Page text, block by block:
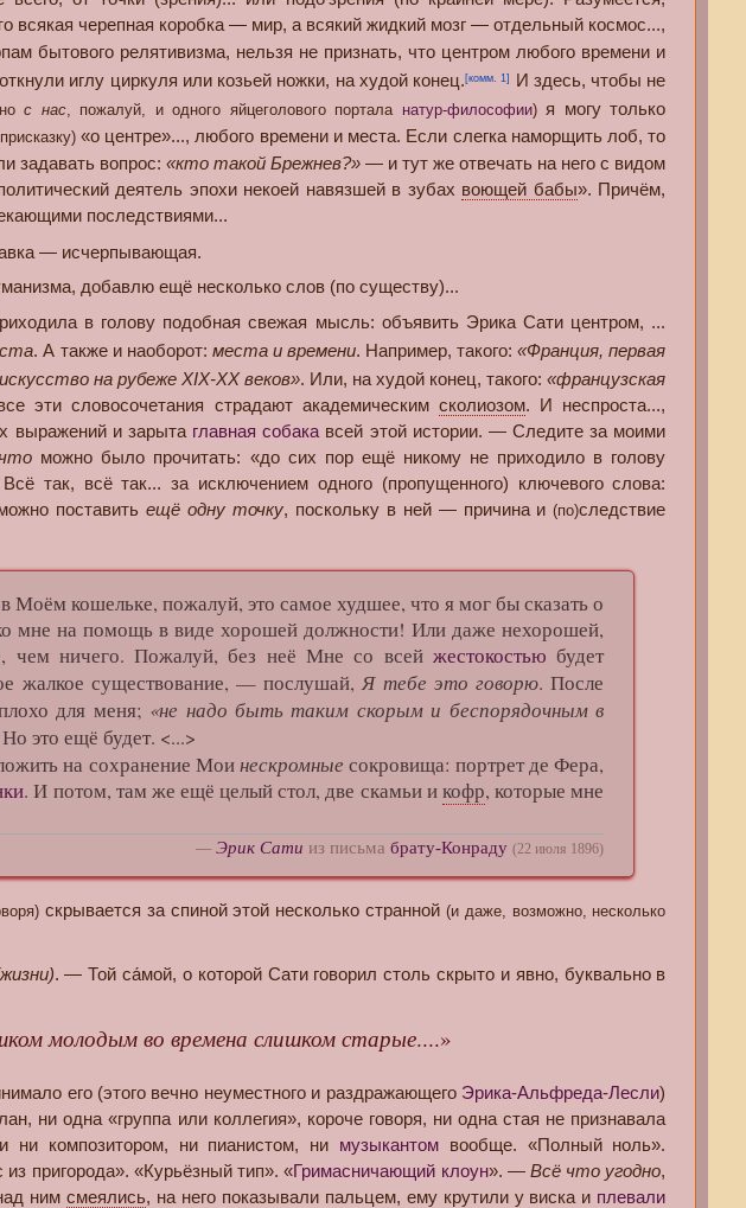
всякая черепная коробка — мир, а всякий жидкий мозг — отдельный космос...,
бытового релятивизма, нельзя не признать, что центром любого времени и
иглу циркуля или козьей ножки, на худой конец.[комм. 1]
И здесь, чтобы не
с нас, пожалуй, и одного яйцеголового портала натур-философии)я могу только
«о центре»..., любого времени и места. Если слегка наморщить лоб, то
задавать вопрос:«кто такой Брежнев?» — и тут же отвечать на него с видом
деятель эпохи некоей навязшей в зубах воющей бабы». Причём,
последствиями...
— исчерпывающая.
добавлю ещё несколько слов (по существу)...
в голову подобная свежая мысль: объявить Эрика Сати центром, ...
. А также и наоборот: места и времени. Например, такого:«Франция, первая
на рубеже XIX-XX веков». Или, на худой конец, такого:«французская
эти словосочетания страдают академическим сколиозом. И неспроста...,
выражений и зарыта главная собака всей этой истории. — Следите за моими
можно было прочитать: «до сих пор ещё никому не приходило в голову
так, всё так... за исключением одного (пропущенного) ключевого слова:
поставить ещё одну точку, поскольку в ней — причина и(по)следствие
Моём кошельке, пожалуй, это самое худшее, что я мог бы сказать о
мне на помощь в виде хорошей должности! Или даже нехорошей,
чем ничего. Пожалуй, без неё Мне со всей жестокостью будет
жалкое существование, — послушай,Я тебе это говорю. После
для меня; «не надо быть таким скорым и беспорядочным в
это ещё будет. <...>
на сохранение Мои нескромные сокровища: портрет де Фера,
. И потом, там же ещё целый стол, две скамьи икофр, которые мне
—Эрик Сати из письмабрату-Конраду (22 июля 1896)
скрывается за спиной этой несколько странной (и даже, возможно, несколько
. — Той са́мой, о которой Сати говорил столь скрыто и явно, буквально в
молодым во времена слишком старые....»
его (этого вечно неуместного и раздражающего Эрика-Альфреда-Лесли)
ни одна «группа или коллегия», короче говоря, ни одна стая не признавала
ни композитором, ни пианистом, ни музыкантом вообще. «Полный ноль».
пригорода». «Курьёзный тип». «Гримасничающий клоун». — Всё что угодно,
ним смеялись, на него показывали пальцем, ему крутили у виска и плевали